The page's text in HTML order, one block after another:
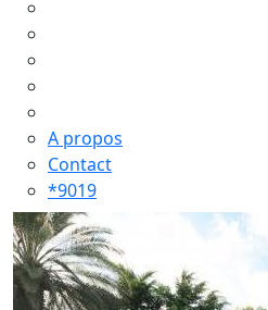
A propos
Contact
*9019